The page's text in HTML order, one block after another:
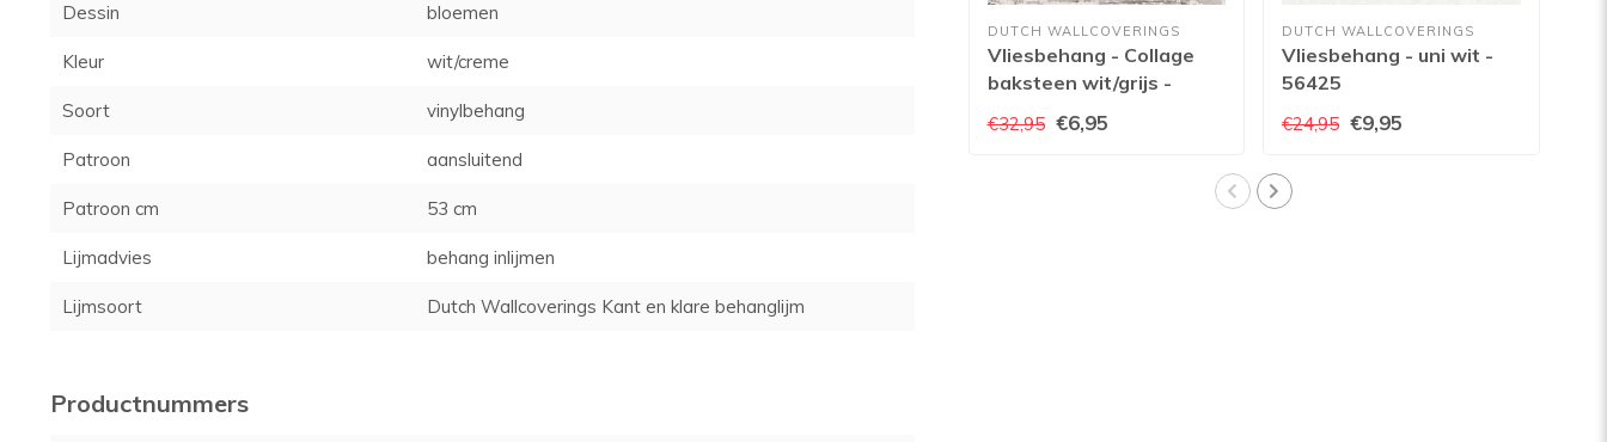
Dessin bloemen
Kleur wit/creme
Soort vinylbehang
Patroon aansluitend
Patroon cm 53 cm
Lijmadvies behang inlijmen
Lijmsoort Dutch Wallcoverings Kant en klare behanglijm
Productnummers
DUTCH WALLCOVERINGS
Vliesbehang - Collage
baksteen wit/grijs -
€32,95 €6,95
DUTCH WALLCOVERINGS
Vliesbehang - uni wit -
56425
€24,95 €9,95